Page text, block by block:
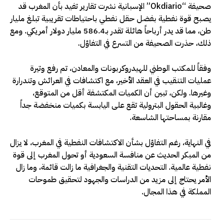
صحيفة “Okdiario” الإسبانية نشرت تقارير تفيد بأن المغرب قد
يصبح قوة نفطية بفضل حقل نفطي باحتياطات تقريبية تبلغ مليار
طن، مما قد يدر أرباحاً هائلة تقدر بـ586.4 مليار دولار أمريكي. ومع
ذلك، حذرت الصحيفة من التسرع في التفاؤل.
وفقاً للمكتب الوطني للهيدروكربونات والمعادن، تم رفع وتيرة
عمليات التنقيب في العقد الأخير، مع اكتشافات في العرائش وتندرارة
وغيرها. ولكن، تبين أن الكميات المكتشفة أقل من المتوقع،
وغالبية الحقول البترولية تقع على اليابسة بكميات منخفضة جداً
مقارنة بمساحتها الشاسعة.
في النهاية، رغم التفاؤل بشأن الاكتشافات النفطية في المغرب، لا يزال
من المبكر الحديث عن منافسة السعودية أو تحول المغرب إلى قوة
نفطية عالمية. التحديات التقنية والجغرافية ما زالت قائمة، وما زال
الأمر يحتاج إلى مزيد من الدراسات والجهود لتحقيق طموحات
المملكة في هذا المجال.